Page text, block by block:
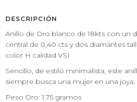
DESCRIPCIÓN
Anillo de Oro blanco de 18kts con un
central de 0,40 cts y dos diamantes
color H calidad VSI
Sencillo, de estilo minimalista, este
siempre busca una mujer en una joya.
Peso Oro: 1,75 gramos